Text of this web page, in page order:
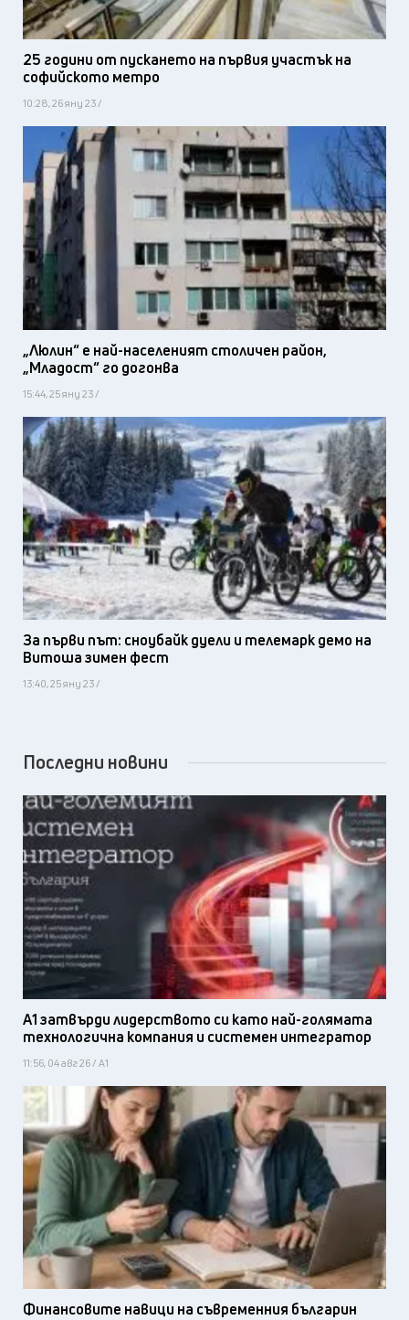
25 години от пускането на първия участък на
софийското метро
10:28, 26 яну 23 /
„Люлин“ е най-населеният столичен район,
„Младост“ го догонва
15:44, 25 яну 23 /
За първи път: сноубайк дуели и телемарк демо на
Витоша зимен фест
13:40, 25 яну 23 /
Последни новини
А1 затвърди лидерството си като най-голямата
технологична компания и системен интегратор
11:56, 04 авг 26 / А1
Финансовите навици на съвременния българин